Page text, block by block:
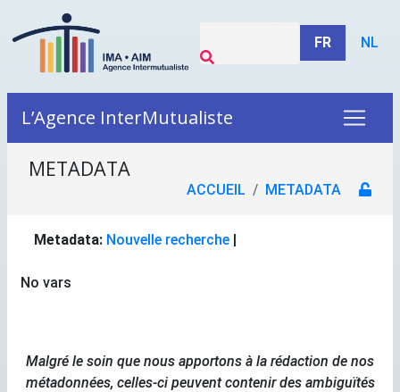
FR NL
L’Agence InterMutualiste
METADATA
ACCUEIL METADATA
Metadata: Nouvelle recherche |
No vars
Malgré le soin que nous apportons à la rédaction de nos
métadonnées, celles-ci peuvent contenir des ambiguïtés